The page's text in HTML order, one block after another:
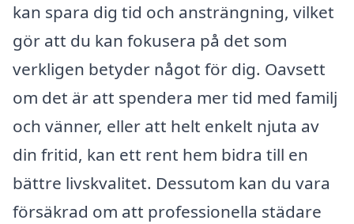
kan spara dig tid och ansträngning, vilket
gör att du kan fokusera på det som
verkligen betyder något för dig. Oavsett
om det är att spendera mer tid med familj
och vänner, eller att helt enkelt njuta av
din fritid, kan ett rent hem bidra till en
bättre livskvalitet. Dessutom kan du vara
försäkrad om att professionella städare